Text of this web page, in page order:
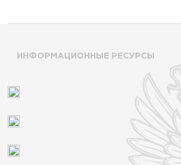
ИНФОРМАЦИОННЫЕ РЕСУРСЫ